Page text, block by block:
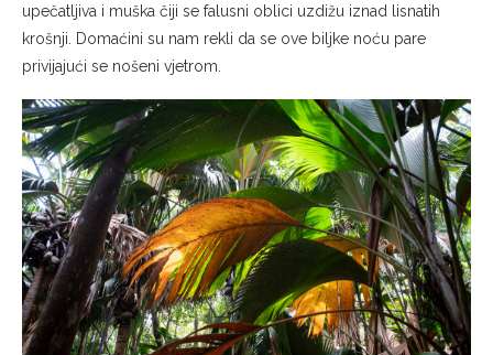
upečatljiva i muška čiji se falusni oblici uzdižu iznad lisnatih
krošnji. Domaćini su nam rekli da se ove biljke noću pare
privijajući se nošeni vjetrom.